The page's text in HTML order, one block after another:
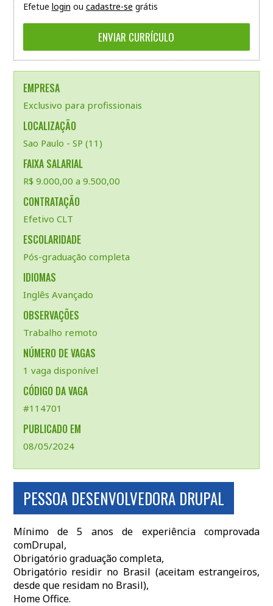
Efetue login ou cadastre-se grátis
EMPRESA
Exclusivo para profissionais
LOCALIZAÇÃO
Sao Paulo - SP (11)
FAIXA SALARIAL
R$ 9.000,00 a 9.500,00
CONTRATAÇÃO
Efetivo CLT
ESCOLARIDADE
Pós-graduação completa
IDIOMAS
Inglês Avançado
OBSERVAÇÕES
Trabalho remoto
NÚMERO DE VAGAS
1 vaga disponível
CÓDIGO DA VAGA
#114701
PUBLICADO EM
08/05/2024
PESSOA DESENVOLVEDORA DRUPAL
Mínimo de 5 anos de experiência comprovada
comDrupal,
Obrigatório graduação completa,
Obrigatório residir no Brasil (aceitam estrangeiros,
desde que residam no Brasil),
Home Office.